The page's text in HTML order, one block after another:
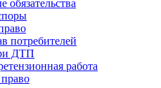
обязательства
потребителей
ДТП
работа